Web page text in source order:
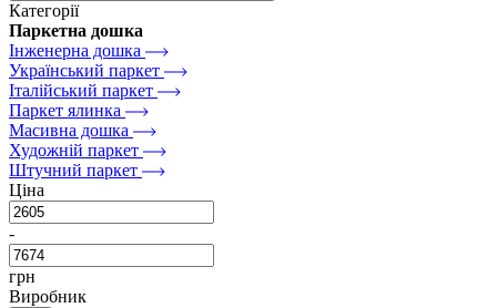
Категорії
Паркетна дошка
Інженерна дошка
Український паркет
Італійський паркет
Паркет ялинка
Масивна дошка
Художній паркет
Штучний паркет
Ціна
-
грн
Виробник